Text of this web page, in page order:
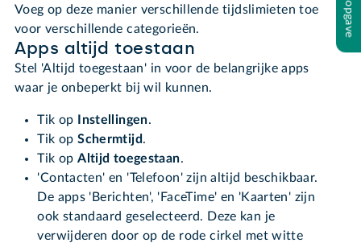
Voeg op deze manier verschillende tijdslimieten toe
voor verschillende categorieën.
Apps altijd toestaan
Stel 'Altijd toegestaan' in voor de belangrijke apps
waar je onbeperkt bij wil kunnen.
Tik op Instellingen.
Tik opSchermtijd.
Tik opAltijd toegestaan.
'Contacten' en 'Telefoon' zijn altijd beschikbaar.
De apps 'Berichten', 'FaceTime' en 'Kaarten' zijn
ook standaard geselecteerd. Deze kan je
verwijderen door op de rode cirkel met witte